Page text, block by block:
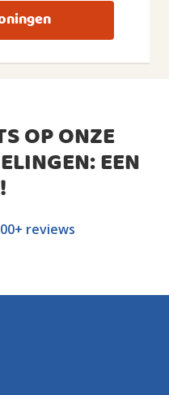
OP ONZE
EEN
!
reviews